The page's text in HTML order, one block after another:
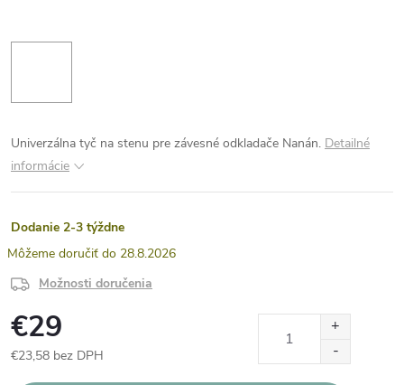
Univerzálna tyč na stenu pre závesné odkladače Nanán. Detailné
informácie
Dodanie 2-3 týždne
28.8.2026
Možnosti doručenia
€29
€23,58 bez DPH